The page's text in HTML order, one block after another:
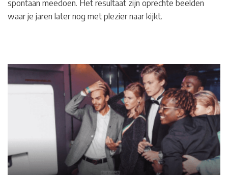
spontaan meedoen. Het resultaat zijn oprechte beelden
waar je jaren later nog met plezier naar kijkt.